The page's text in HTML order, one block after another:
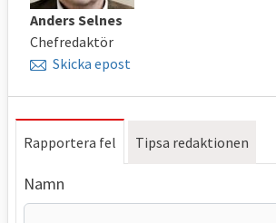
Anders Selnes
Chefredaktör
Skicka epost
Rapportera fel Tipsa redaktionen
Namn